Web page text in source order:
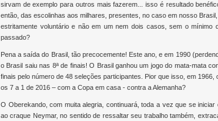
sirvam de exemplo para outros mais fazerem... isso é resultado
então, das escolinhas aos milhares, presentes, no caso em nosso
estritamente voluntário e não em um nem dois casos, sem o
passado?
Pena a saída do Brasil, tão precocemente! Este ano, e em 1990
o Brasil saiu nas 8ª de finais! O Brasil ganhou um jogo do mata-mata
finais pelo número de 48 seleções participantes. Pior que isso, em
os 7 a 1 de 2016 – com a Copa em casa - contra a Alemanha?
O Oberekando, com muita alegria, continuará, toda a vez que se
ao craque Neymar, no sentido de ressaltar seu trabalho também,